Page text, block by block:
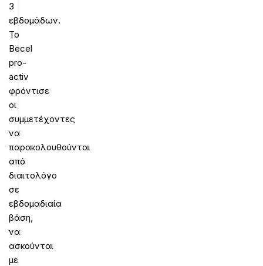
3
εβδομάδων.
Το
Becel
pro-
activ
φρόντισε
οι
συμμετέχοντες
να
παρακολουθούνται
από
διαιτολόγο
σε
εβδομαδιαία
βάση,
να
ασκούνται
με